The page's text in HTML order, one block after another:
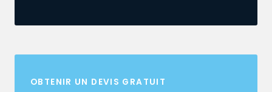
OBTENIR UN DEVIS GRATUIT